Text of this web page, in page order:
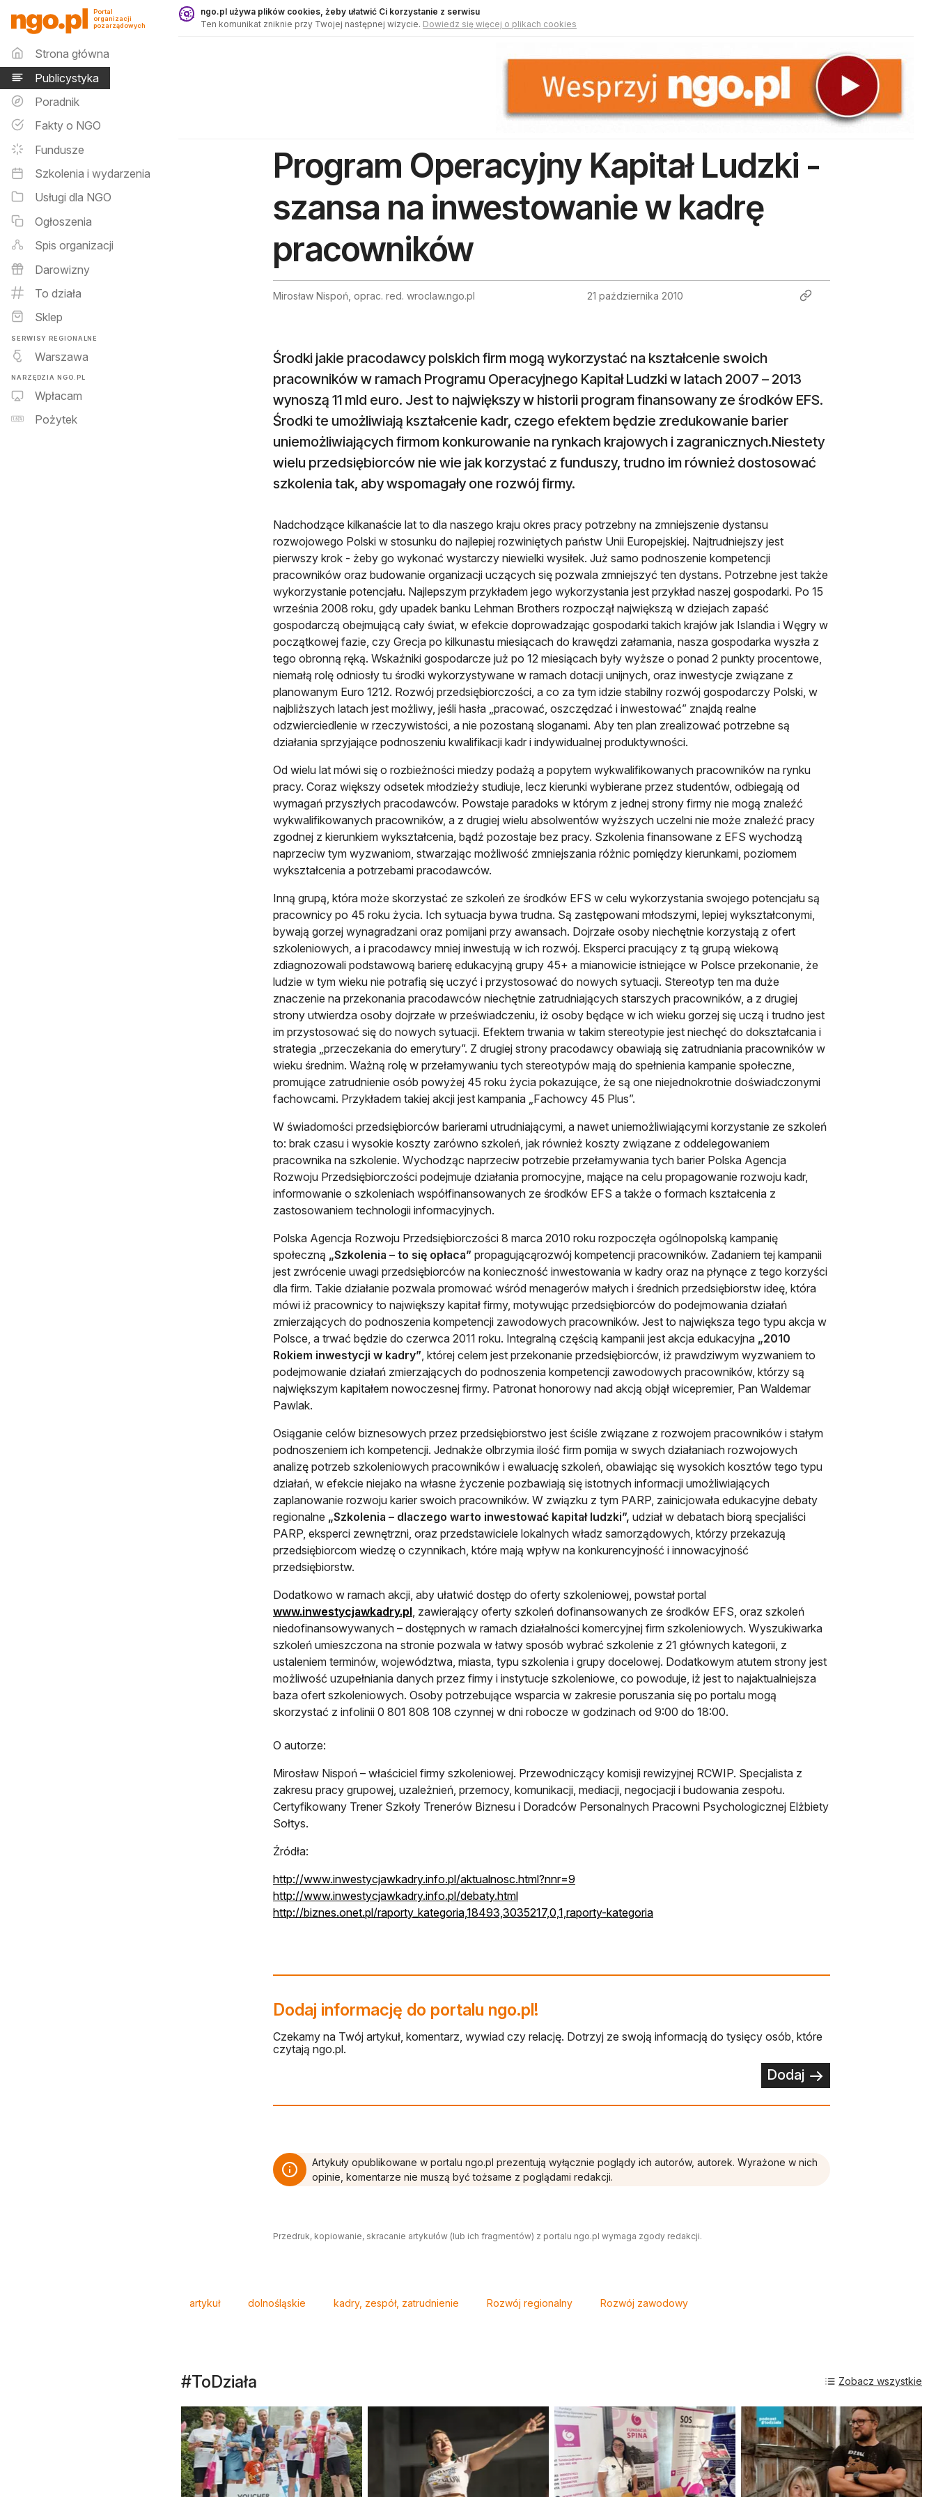
Publicystyka - ngo.pl
Portal
organizacji
pozarządowych
Menu główne
Strona główna
Publicystyka
Poradnik
Fakty o NGO
Fundusze
Szkolenia i wydarzenia
Usługi dla NGO
Ogłoszenia
Spis organizacji
Darowizny
To działa
Sklep
SERWISY REGIONALNE
Warszawa
NARZĘDZIA NGO.PL
Wpłacam
Pożytek
ngo.pl używa plików cookies, żeby ułatwić Ci korzystanie z serwisu
Ten komunikat zniknie przy Twojej następnej wizycie. Dowiedz się więcej o plikach cookies
Program Operacyjny Kapitał Ludzki -
szansa na inwestowanie w kadrę
pracowników
Mirosław Nispoń, oprac. red. wroclaw.ngo.pl 21 października 2010
Środki jakie pracodawcy polskich firm mogą wykorzystać na kształcenie swoich
pracowników w ramach Programu Operacyjnego Kapitał Ludzki w latach 2007 – 2013
wynoszą 11 mld euro. Jest to największy w historii program finansowany ze środków EFS.
Środki te umożliwiają kształcenie kadr, czego efektem będzie zredukowanie barier
uniemożliwiających firmom konkurowanie na rynkach krajowych i zagranicznych.Niestety
wielu przedsiębiorców nie wie jak korzystać z funduszy, trudno im również dostosować
szkolenia tak, aby wspomagały one rozwój firmy.
Nadchodzące kilkanaście lat to dla naszego kraju okres pracy potrzebny na zmniejszenie dystansu
rozwojowego Polski w stosunku do najlepiej rozwiniętych państw Unii Europejskiej. Najtrudniejszy jest
pierwszy krok - żeby go wykonać wystarczy niewielki wysiłek. Już samo podnoszenie kompetencji
pracowników oraz budowanie organizacji uczących się pozwala zmniejszyć ten dystans. Potrzebne jest także
wykorzystanie potencjału. Najlepszym przykładem jego wykorzystania jest przykład naszej gospodarki. Po 15
września 2008 roku, gdy upadek banku Lehman Brothers rozpoczął największą w dziejach zapaść
gospodarczą obejmującą cały świat, w efekcie doprowadzając gospodarki takich krajów jak Islandia i Węgry w
początkowej fazie, czy Grecja po kilkunastu miesiącach do krawędzi załamania, nasza gospodarka wyszła z
tego obronną ręką. Wskaźniki gospodarcze już po 12 miesiącach były wyższe o ponad 2 punkty procentowe,
niemałą rolę odniosły tu środki wykorzystywane w ramach dotacji unijnych, oraz inwestycje związane z
planowanym Euro 1212. Rozwój przedsiębiorczości, a co za tym idzie stabilny rozwój gospodarczy Polski, w
najbliższych latach jest możliwy, jeśli hasła „pracować, oszczędzać i inwestować” znajdą realne
odzwierciedlenie w rzeczywistości, a nie pozostaną sloganami. Aby ten plan zrealizować potrzebne są
działania sprzyjające podnoszeniu kwalifikacji kadr i indywidualnej produktywności.
Od wielu lat mówi się o rozbieżności miedzy podażą a popytem wykwalifikowanych pracowników na rynku
pracy. Coraz większy odsetek młodzieży studiuje, lecz kierunki wybierane przez studentów, odbiegają od
wymagań przyszłych pracodawców. Powstaje paradoks w którym z jednej strony firmy nie mogą znaleźć
wykwalifikowanych pracowników, a z drugiej wielu absolwentów wyższych uczelni nie może znaleźć pracy
zgodnej z kierunkiem wykształcenia, bądź pozostaje bez pracy. Szkolenia finansowane z EFS wychodzą
naprzeciw tym wyzwaniom, stwarzając możliwość zmniejszania różnic pomiędzy kierunkami, poziomem
wykształcenia a potrzebami pracodawców.
Inną grupą, która może skorzystać ze szkoleń ze środków EFS w celu wykorzystania swojego potencjału są
pracownicy po 45 roku życia. Ich sytuacja bywa trudna. Są zastępowani młodszymi, lepiej wykształconymi,
bywają gorzej wynagradzani oraz pomijani przy awansach. Dojrzałe osoby niechętnie korzystają z ofert
szkoleniowych, a i pracodawcy mniej inwestują w ich rozwój. Eksperci pracujący z tą grupą wiekową
zdiagnozowali podstawową barierę edukacyjną grupy 45+ a mianowicie istniejące w Polsce przekonanie, że
ludzie w tym wieku nie potrafią się uczyć i przystosować do nowych sytuacji. Stereotyp ten ma duże
znaczenie na przekonania pracodawców niechętnie zatrudniających starszych pracowników, a z drugiej
strony utwierdza osoby dojrzałe w przeświadczeniu, iż osoby będące w ich wieku gorzej się uczą i trudno jest
im przystosować się do nowych sytuacji. Efektem trwania w takim stereotypie jest niechęć do dokształcania i
strategia „przeczekania do emerytury”. Z drugiej strony pracodawcy obawiają się zatrudniania pracowników w
wieku średnim. Ważną rolę w przełamywaniu tych stereotypów mają do spełnienia kampanie społeczne,
promujące zatrudnienie osób powyżej 45 roku życia pokazujące, że są one niejednokrotnie doświadczonymi
fachowcami. Przykładem takiej akcji jest kampania „Fachowcy 45 Plus”.
W świadomości przedsiębiorców barierami utrudniającymi, a nawet uniemożliwiającymi korzystanie ze szkoleń
to: brak czasu i wysokie koszty zarówno szkoleń, jak również koszty związane z oddelegowaniem
pracownika na szkolenie. Wychodząc naprzeciw potrzebie przełamywania tych barier Polska Agencja
Rozwoju Przedsiębiorczości podejmuje działania promocyjne, mające na celu propagowanie rozwoju kadr,
informowanie o szkoleniach współfinansowanych ze środków EFS a także o formach kształcenia z
zastosowaniem technologii informacyjnych.
Polska Agencja Rozwoju Przedsiębiorczości 8 marca 2010 roku rozpoczęła ogólnopolską kampanię
społeczną „Szkolenia – to się opłaca” propagującąrozwój kompetencji pracowników. Zadaniem tej kampanii
jest zwrócenie uwagi przedsiębiorców na konieczność inwestowania w kadry oraz na płynące z tego korzyści
dla firm. Takie działanie pozwala promować wśród menagerów małych i średnich przedsiębiorstw ideę, która
mówi iż pracownicy to największy kapitał firmy, motywując przedsiębiorców do podejmowania działań
zmierzających do podnoszenia kompetencji zawodowych pracowników. Jest to największa tego typu akcja w
Polsce, a trwać będzie do czerwca 2011 roku. Integralną częścią kampanii jest akcja edukacyjna „2010
Rokiem inwestycji w kadry”, której celem jest przekonanie przedsiębiorców, iż prawdziwym wyzwaniem to
podejmowanie działań zmierzających do podnoszenia kompetencji zawodowych pracowników, którzy są
największym kapitałem nowoczesnej firmy. Patronat honorowy nad akcją objął wicepremier, Pan Waldemar
Pawlak.
Osiąganie celów biznesowych przez przedsiębiorstwo jest ściśle związane z rozwojem pracowników i stałym
podnoszeniem ich kompetencji. Jednakże olbrzymia ilość firm pomija w swych działaniach rozwojowych
analizę potrzeb szkoleniowych pracowników i ewaluację szkoleń, obawiając się wysokich kosztów tego typu
działań, w efekcie niejako na własne życzenie pozbawiają się istotnych informacji umożliwiających
zaplanowanie rozwoju karier swoich pracowników. W związku z tym PARP, zainicjowała edukacyjne debaty
regionalne „Szkolenia – dlaczego warto inwestować kapitał ludzki”, udział w debatach biorą specjaliści
PARP, eksperci zewnętrzni, oraz przedstawiciele lokalnych władz samorządowych, którzy przekazują
przedsiębiorcom wiedzę o czynnikach, które mają wpływ na konkurencyjność i innowacyjność
przedsiębiorstw.
Dodatkowo w ramach akcji, aby ułatwić dostęp do oferty szkoleniowej, powstał portal
www.inwestycjawkadry.pl, zawierający oferty szkoleń dofinansowanych ze środków EFS, oraz szkoleń
niedofinansowywanych – dostępnych w ramach działalności komercyjnej firm szkoleniowych. Wyszukiwarka
szkoleń umieszczona na stronie pozwala w łatwy sposób wybrać szkolenie z 21 głównych kategorii, z
ustaleniem terminów, województwa, miasta, typu szkolenia i grupy docelowej. Dodatkowym atutem strony jest
możliwość uzupełniania danych przez firmy i instytucje szkoleniowe, co powoduje, iż jest to najaktualniejsza
baza ofert szkoleniowych. Osoby potrzebujące wsparcia w zakresie poruszania się po portalu mogą
skorzystać z infolinii 0 801 808 108 czynnej w dni robocze w godzinach od 9:00 do 18:00.
O autorze:
Mirosław Nispoń – właściciel firmy szkoleniowej. Przewodniczący komisji rewizyjnej RCWIP. Specjalista z
zakresu pracy grupowej, uzależnień, przemocy, komunikacji, mediacji, negocjacji i budowania zespołu.
Certyfikowany Trener Szkoły Trenerów Biznesu i Doradców Personalnych Pracowni Psychologicznej Elżbiety
Sołtys.
Źródła:
http://www.inwestycjawkadry.info.pl/aktualnosc.html?nnr=9
http://www.inwestycjawkadry.info.pl/debaty.html
http://biznes.onet.pl/raporty_kategoria,18493,3035217,0,1,raporty-kategoria
Dodaj informację do portalu ngo.pl!
Czekamy na Twój artykuł, komentarz, wywiad czy relację. Dotrzyj ze swoją informacją do tysięcy osób, które
czytają ngo.pl.
Dodaj
Artykuły opublikowane w portalu ngo.pl prezentują wyłącznie poglądy ich autorów, autorek. Wyrażone w nich
opinie, komentarze nie muszą być tożsame z poglądami redakcji.
Przedruk, kopiowanie, skracanie artykułów (lub ich fragmentów) z portalu ngo.pl wymaga zgody redakcji.
artykuł dolnośląskie kadry, zespół, zatrudnienie Rozwój regionalny Rozwój zawodowy
#ToDziała Zobacz wszystkie